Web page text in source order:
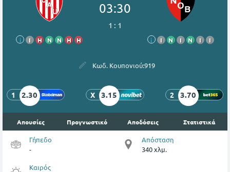
i Ι Η Ν Ν Η Η
03:30
1 : 1
i Ι Ν Ι Ν Ι Ι
Κωδ. Κουπονιού:919
1 2.30 X 3.15 2 3.70
Απουσίες Προγνωστικό Αποδόσεις Στατιστικά
Γήπεδο
-
Απόσταση
340 χλμ.
Καιρός